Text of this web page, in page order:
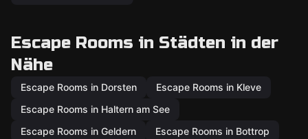
Escape Rooms in Städten in der
Nähe
Escape Rooms in Dorsten
Escape Rooms in Kleve
Escape Rooms in Haltern am See
Escape Rooms in Geldern
Escape Rooms in Bottrop